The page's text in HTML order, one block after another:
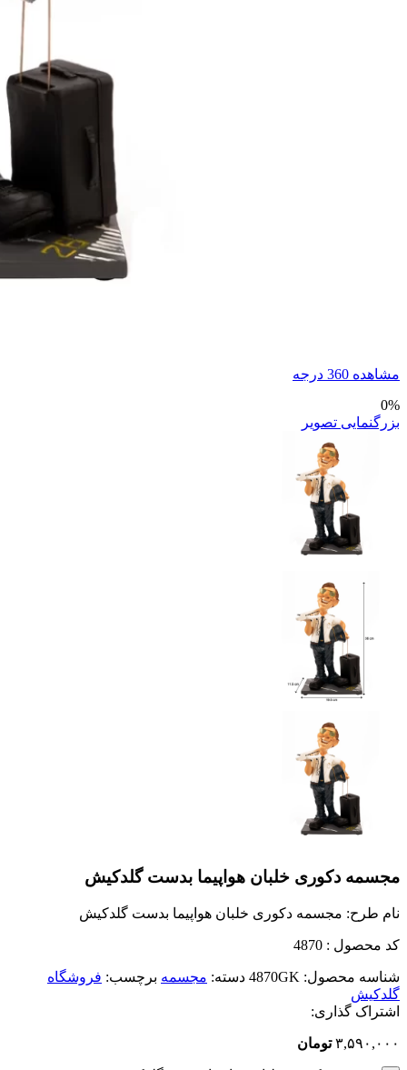
مشاهده 360 درجه
0%
بزرگنمایی تصویر
مجسمه دکوری خلبان هواپیما بدست گلدکیش
نام طرح: مجسمه دکوری خلبان هواپیما بدست گلدکیش
کد محصول : 4870
شناسه محصول: 4870GK دسته: مجسمه برچسب: فروشگاه
گلدکیش
اشتراک گذاری:
۳,۵۹۰,۰۰۰ تومان